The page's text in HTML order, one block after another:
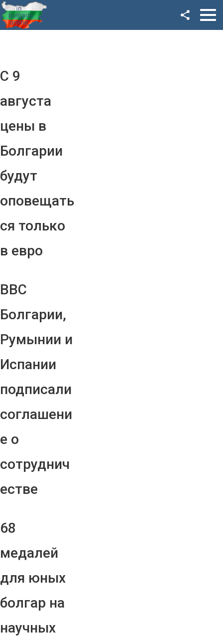
С 9
августа
цены в
Болгарии
будут
оповещать
ся только
в евро
ВВС
Болгарии,
Румынии и
Испании
подписали
соглашени
е о
сотруднич
естве
68
медалей
для юных
болгар на
научных